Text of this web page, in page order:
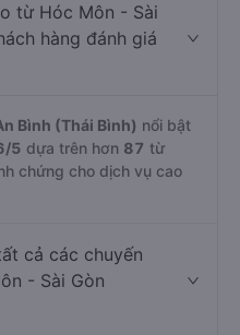
từ Hóc Môn - Sài
hàng đánh giá
Bình (Thái Bình) nổi bật
/5 dựa trên hơn 87 từ
chứng cho dịch vụ cao
cả các chuyến
- Sài Gòn